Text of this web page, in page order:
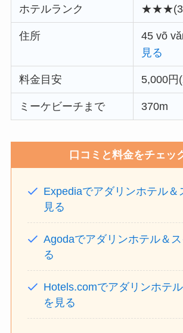
ホテルランク ★★★(3
住所 45 võ
見る
料金目安 5,000円
ミーケビーチまで 370m
口コミと料金をチェッ
Expediaでアダリンホテル＆
見る
Agodaでアダリンホテル＆
る
Hotels.comでアダリンホテ
を見る